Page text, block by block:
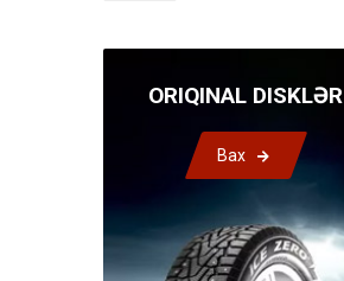
ORIQINAL DISKLƏR
Bax